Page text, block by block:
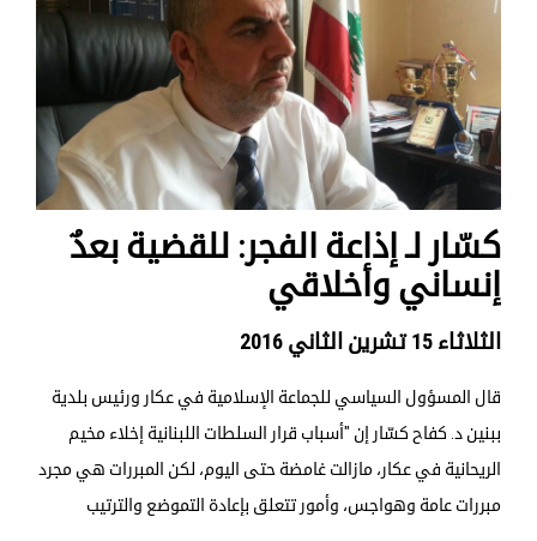
كسّار لـ إذاعة الفجر: للقضية بعدٌ
إنساني وأخلاقي
الثلاثاء 15 تشرين الثاني 2016
قال المسؤول السياسي للجماعة الإسلامية في عكار ورئيس بلدية
ببنين د. كفاح كسّار إن "أسباب قرار السلطات اللبنانية إخلاء مخيم
الريحانية في عكار، مازالت غامضة حتى اليوم، لكن المبررات هي مجرد
مبررات عامة وهواجس، وأمور تتعلق بإعادة التموضع والترتيب